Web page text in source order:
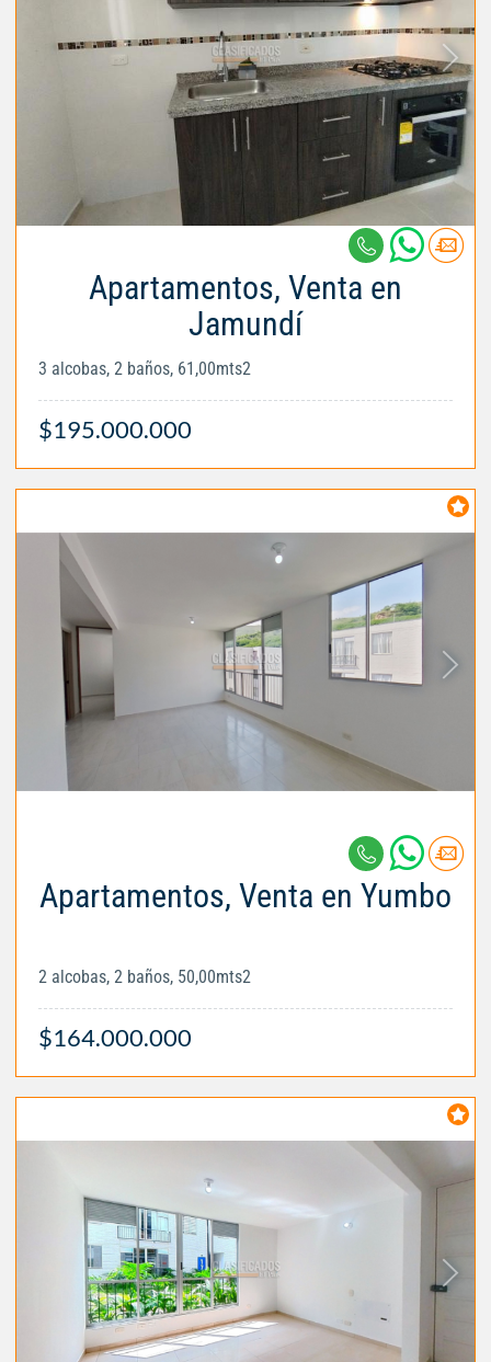
Apartamentos, Venta en
Jamundí
3 alcobas, 2 baños, 61,00mts2
$195.000.000
Apartamentos, Venta en Yumbo
2 alcobas, 2 baños, 50,00mts2
$164.000.000